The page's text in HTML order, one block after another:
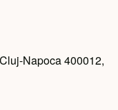
Napoca 400012,